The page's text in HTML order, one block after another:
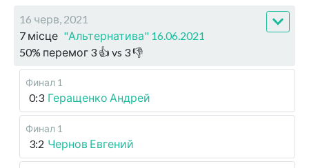
16 черв, 2021
7 місце "Альтернатива" 16.06.2021
50% перемог 3 👍 vs 3👎
Финал 1
0:3 Геращенко Андрей
Финал 1
3:2 Чернов Евгений